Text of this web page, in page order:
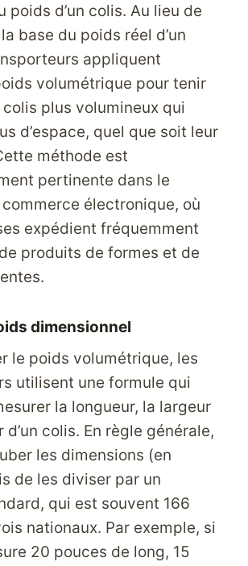
poids d’un colis. Au lieu de
base du poids réel d’un
appliquent
volumétrique pour tenir
plus volumineux qui
d’espace, quel que soit leur
méthode est
pertinente dans le
électronique, où
expédient fréquemment
produits de formes et de
dimensionnel
le poids volumétrique, les
utilisent une formule qui
la longueur, la largeur
d’un colis. En règle générale,
les dimensions (en
de les diviser par un
qui est souvent 166
nationaux. Par exemple, si
20 pouces de long, 15